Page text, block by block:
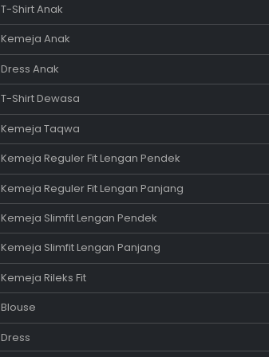
T-Shirt Anak
Kemeja Anak
Dress Anak
T-Shirt Dewasa
Kemeja Taqwa
Kemeja Reguler Fit Lengan Pendek
Kemeja Reguler Fit Lengan Panjang
Kemeja Slimfit Lengan Pendek
Kemeja Slimfit Lengan Panjang
Kemeja Rileks Fit
Blouse
Dress